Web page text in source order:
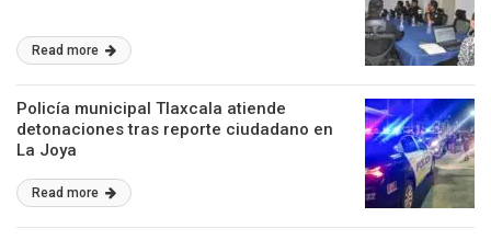
Read more
Policía municipal Tlaxcala atiende
detonaciones tras reporte ciudadano en
La Joya
Read more